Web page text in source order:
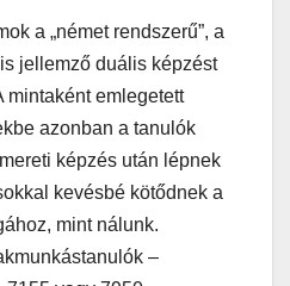
a „német rendszerű”, a
jellemző duális képzést
mintaként emlegetett
azonban a tanulók
képzés után lépnek
kevésbé kötődnek a
mint nálunk.
–